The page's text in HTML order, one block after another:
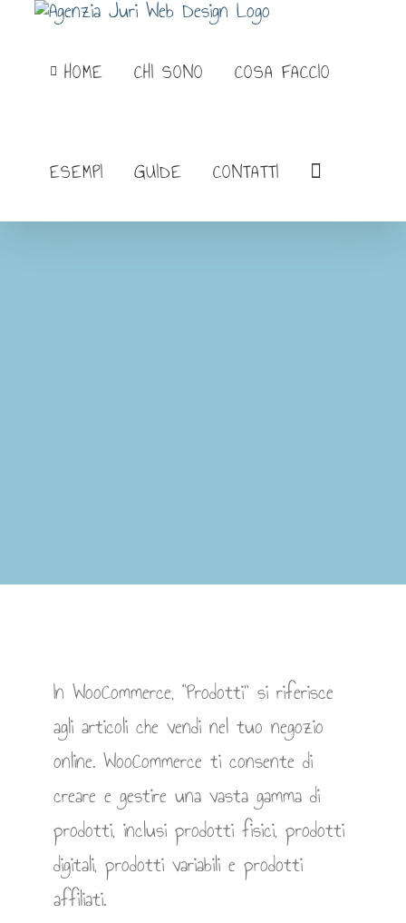
contenutoHOME CHI SONO COSA FACCIO
ESEMPI GUIDE CONTATTI
In WooCommerce, “Prodotti” si riferisce
agli articoli che vendi nel tuo negozio
online. WooCommerce ti consente di
creare e gestire una vasta gamma di
prodotti, inclusi prodotti fisici, prodotti
digitali, prodotti variabili e prodotti
affiliati.